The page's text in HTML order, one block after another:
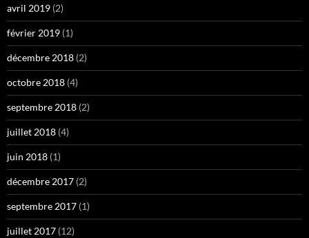
avril 2019 (2)
février 2019 (1)
décembre 2018 (2)
octobre 2018 (4)
septembre 2018 (2)
juillet 2018 (4)
juin 2018 (1)
décembre 2017 (2)
septembre 2017 (1)
juillet 2017 (12)